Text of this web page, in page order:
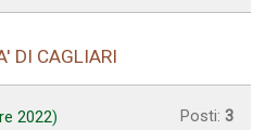
DI CAGLIARI
2022) Posti: 3